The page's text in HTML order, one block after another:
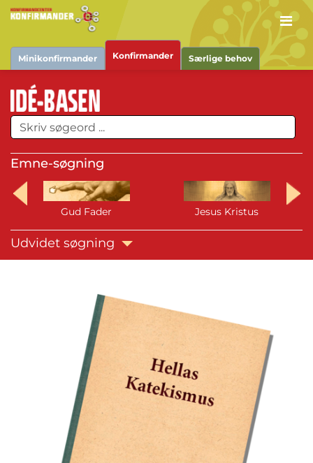
Minikonfirmander Konfirmander Særlige behov
Emne-søgning
Gud Fader Jesus Kristus
Udvidet søgning